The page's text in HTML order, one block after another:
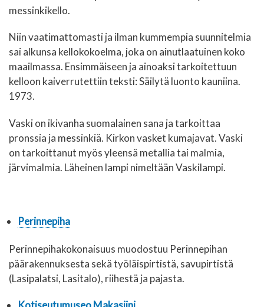
messinkikello.
Niin vaatimattomasti ja ilman kummempia suunnitelmia
sai alkunsa kellokokoelma, joka on ainutlaatuinen koko
maailmassa. Ensimmäiseen ja ainoaksi tarkoitettuun
kelloon kaiverrutettiin teksti: Säilytä luonto kauniina.
1973.
Vaski on ikivanha suomalainen sana ja tarkoittaa
pronssia ja messinkiä. Kirkon vasket kumajavat. Vaski
on tarkoittanut myös yleensä metallia tai malmia,
järvimalmia. Läheinen lampi nimeltään Vaskilampi.
Perinnepiha
Perinnepihakokonaisuus muodostuu Perinnepihan
päärakennuksesta sekä työläispirtistä, savupirtistä
(Lasipalatsi, Lasitalo), riihestä ja pajasta.